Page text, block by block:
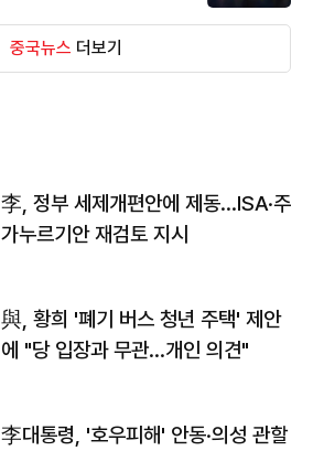
중국뉴스 더보기
李, 정부 세제개편안에 제동…ISA·주
가누르기안 재검토 지시
與, 황희 '폐기 버스 청년 주택' 제안
에 "당 입장과 무관…개인 의견"
李대통령, '호우피해' 안동·의성 관할